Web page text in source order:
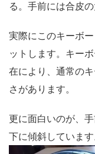
る。手前には合皮
実際にこのキーボ
ットします。キー
在により、通常の
さがあります。
更に面白いのが、
下に傾斜していま